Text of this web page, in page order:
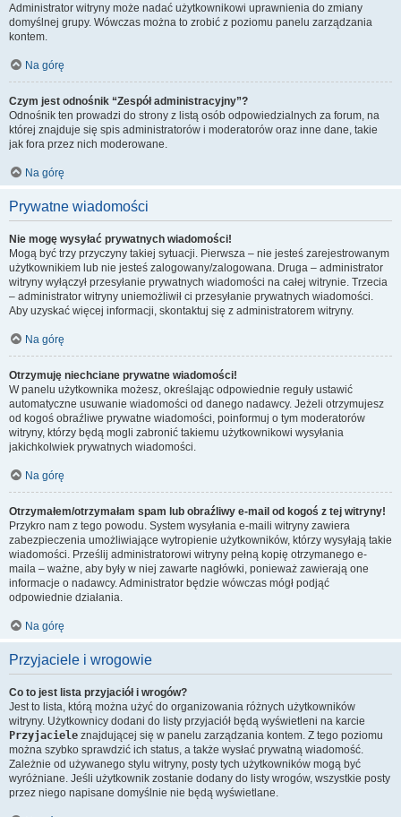
Administrator witryny może nadać użytkownikowi uprawnienia do zmiany
domyślnej grupy. Wówczas można to zrobić z poziomu panelu zarządzania
kontem.
Na górę
Czym jest odnośnik “Zespół administracyjny”?
Odnośnik ten prowadzi do strony z listą osób odpowiedzialnych za forum, na
której znajduje się spis administratorów i moderatorów oraz inne dane, takie
jak fora przez nich moderowane.
Na górę
Prywatne wiadomości
Nie mogę wysyłać prywatnych wiadomości!
Mogą być trzy przyczyny takiej sytuacji. Pierwsza – nie jesteś zarejestrowanym
użytkownikiem lub nie jesteś zalogowany/zalogowana. Druga – administrator
witryny wyłączył przesyłanie prywatnych wiadomości na całej witrynie. Trzecia
– administrator witryny uniemożliwił ci przesyłanie prywatnych wiadomości.
Aby uzyskać więcej informacji, skontaktuj się z administratorem witryny.
Na górę
Otrzymuję niechciane prywatne wiadomości!
W panelu użytkownika możesz, określając odpowiednie reguły ustawić
automatyczne usuwanie wiadomości od danego nadawcy. Jeżeli otrzymujesz
od kogoś obraźliwe prywatne wiadomości, poinformuj o tym moderatorów
witryny, którzy będą mogli zabronić takiemu użytkownikowi wysyłania
jakichkolwiek prywatnych wiadomości.
Na górę
Otrzymałem/otrzymałam spam lub obraźliwy e-mail od kogoś z tej witryny!
Przykro nam z tego powodu. System wysyłania e-maili witryny zawiera
zabezpieczenia umożliwiające wytropienie użytkowników, którzy wysyłają takie
wiadomości. Prześlij administratorowi witryny pełną kopię otrzymanego e-
maila – ważne, aby były w niej zawarte nagłówki, ponieważ zawierają one
informacje o nadawcy. Administrator będzie wówczas mógł podjąć
odpowiednie działania.
Na górę
Przyjaciele i wrogowie
Co to jest lista przyjaciół i wrogów?
Jest to lista, którą można użyć do organizowania różnych użytkowników
witryny. Użytkownicy dodani do listy przyjaciół będą wyświetleni na karcie
Przyjaciele znajdującej się w panelu zarządzania kontem. Z tego poziomu
można szybko sprawdzić ich status, a także wysłać prywatną wiadomość.
Zależnie od używanego stylu witryny, posty tych użytkowników mogą być
wyróżniane. Jeśli użytkownik zostanie dodany do listy wrogów, wszystkie posty
przez niego napisane domyślnie nie będą wyświetlane.